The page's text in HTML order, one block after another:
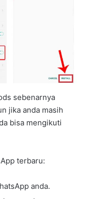
sebenarnya
jika anda masih
bisa mengikuti
terbaru:
anda.